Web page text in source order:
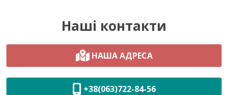
Наші контакти
НАША АДРЕСА
+38(063)722-84-56